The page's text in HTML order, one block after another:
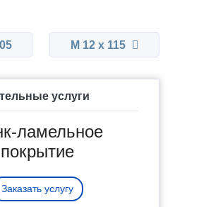
М 12 x 115
услуги
ламельное
покрытие
Заказать услугу